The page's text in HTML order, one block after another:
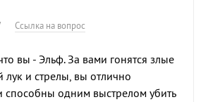
Ссылка на вопрос
вы - Эльф. За вами гонятся злые
лук и стрелы, вы отлично
способны одним выстрелом убить